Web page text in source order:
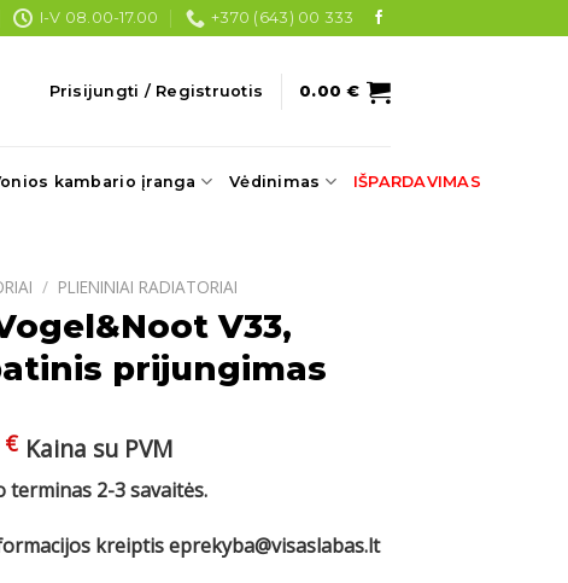
I-V 08.00-17.00 +370 (643) 00 333
Prisijungti / Registruotis 0.00€
kambario įranga Vėdinimas IŠPARDAVIMAS
/ PLIENINIAI RADIATORIAI
V33,
prijungimas
€Current
price
is:
445.20 €.
Kaina su PVM
2-3 savaitės.
kreiptis eprekyba@visaslabas.lt